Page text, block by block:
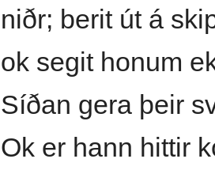
niðr; berit út á
ok segit honum
Síðan gera þeir
Ok er hann hittir